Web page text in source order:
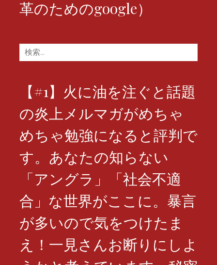
革のためのgoogle）
検
索:
【#1】火に油を注ぐと話題
の炎上メルマガがめちゃ
めちゃ勉強になると評判で
す。あなたの知らない
「アングラ」「社会不適
合」な世界がここに。暴言
が多いので気をつけたま
え！一見さんお断りにしよ